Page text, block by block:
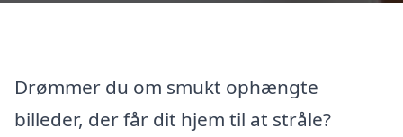
Drømmer du om smukt ophængte
billeder, der får dit hjem til at stråle?